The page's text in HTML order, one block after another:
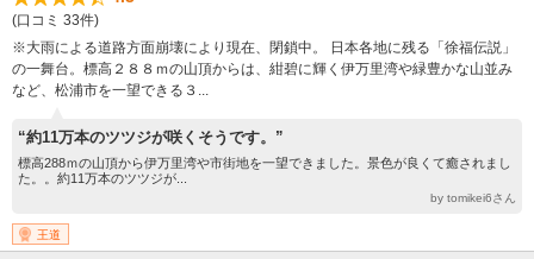
(口コミ 33件)
※大雨による道路方面崩壊により現在、閉鎖中。 日本各地に残る「徐福伝説」
の一舞台。標高２８８ｍの山頂からは、紺碧に輝く伊万里湾や緑豊かな山並み
など、松浦市を一望できる３...
“約11万本のツツジが咲くそうです。”
標高288ｍの山頂から伊万里湾や市街地を一望できました。景色が良くて癒されまし
た。。約11万本のツツジが...
by tomikei6さん
王道